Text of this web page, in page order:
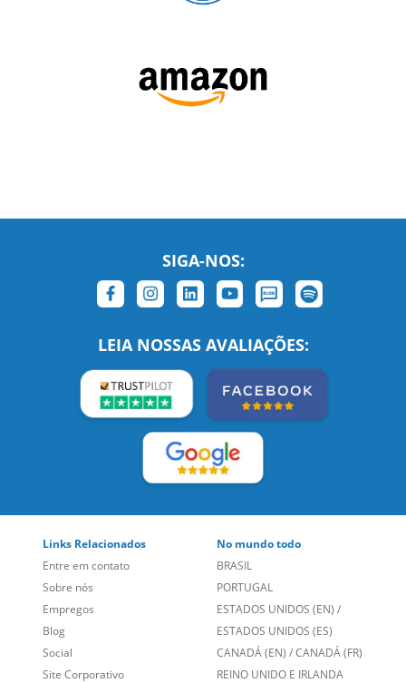
SIGA-NOS:
LEIA NOSSAS AVALIAÇÕES:
Links Relacionados
Entre em contato
Sobre nós
Empregos
Blog
Social
Site Corporativo
No mundo todo
BRASIL
PORTUGAL
ESTADOS UNIDOS (EN) /
ESTADOS UNIDOS (ES)
CANADÁ (EN) /CANADÁ (FR)
REINO UNIDO E IRLANDA